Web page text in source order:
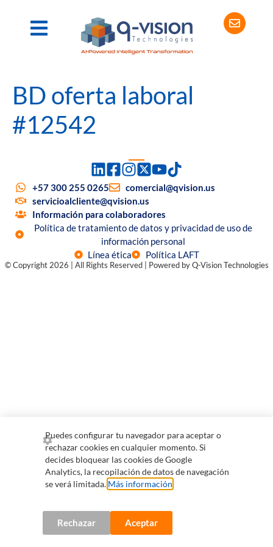
BD oferta laboral
#12542
+57 300 255 0265
comercial@qvision.us
servicioalcliente@qvision.us
Información para colaboradores
Política de tratamiento de datos y privacidad de uso de
información personal
Línea ética
Política LAFT
© Copyright 2026 | All Rights Reserved | Powered by Q-Vision Technologies
Puedes configurar tu navegador para aceptar o
rechazar cookies en cualquier momento. Si
decides bloquear las cookies de Google
Analytics, la recopilación de datos de navegación
se verá limitada. Más información
Rechazar Aceptar